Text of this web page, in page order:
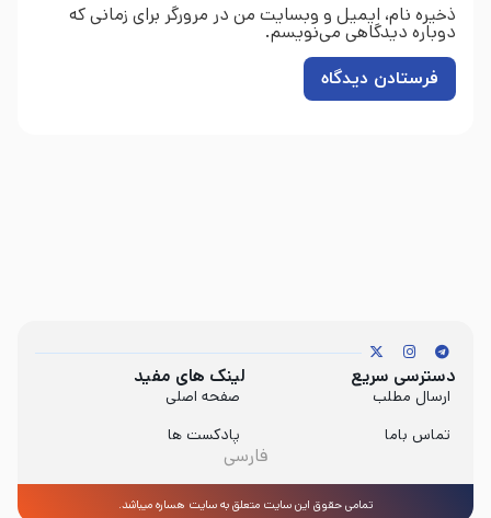
ذخیره نام، ایمیل و وبسایت من در مرورگر برای زمانی که
دوباره دیدگاهی می‌نویسم.
دسترسی سریع
ارسال مطلب
تماس باما
لینک های مفید
صفحه اصلی
پادکست ها
فارسی
تمامی حقوق این سایت متعلق به سایت هساره میباشد.